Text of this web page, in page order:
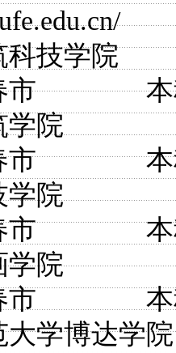
科技学院
春
学院
春
学院
春
学院
春
大学博达学院